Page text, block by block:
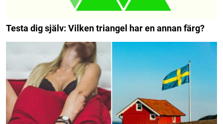
Testa dig själv: Vilken triangel har en annan färg?